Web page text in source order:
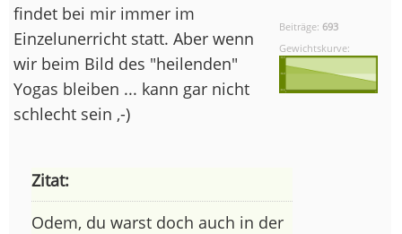
Beiträge:693
Gewichtskurve:
findet bei mir immer im
Einzelunerricht statt. Aber wenn
wir beim Bild des "heilenden"
Yogas bleiben ... kann gar nicht
schlecht sein ,-)
Zitat:
Odem, du warst doch auch in der